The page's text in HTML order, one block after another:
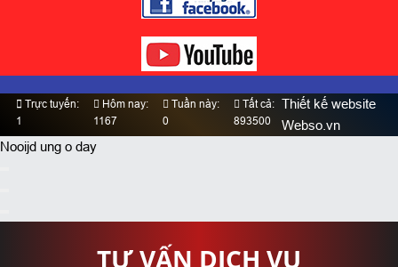
Trực tuyến:
1
Hôm nay:
1167
Tuần này:
0
Tất cả:
893500
Thiết kế website
Webso.vn
Nooijd ung o day
TƯ VẤN DỊCH VỤ